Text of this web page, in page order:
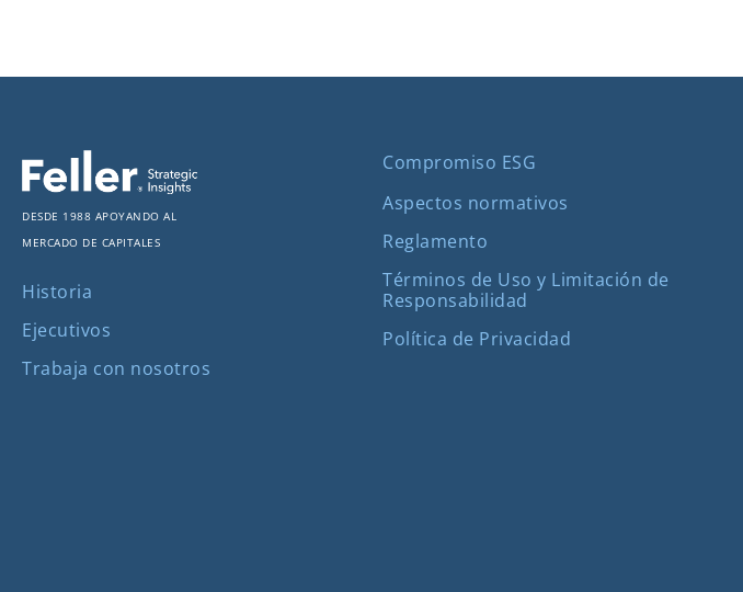
Desde 1988 apoyando al
mercado de capitales
Historia
Ejecutivos
Trabaja con nosotros
Compromiso ESG
Aspectos normativos
Reglamento
Términos de Uso y Limitación de
Responsabilidad
Política de Privacidad